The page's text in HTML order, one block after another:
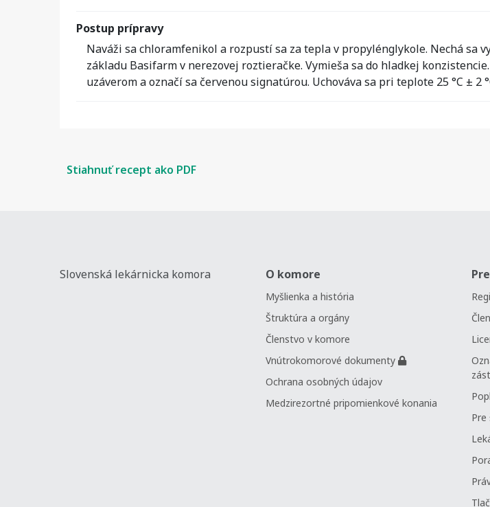
Postup prípravy
Naváži sa chloramfenikol a rozpustí sa za tepla v propylénglykole. Nechá sa
základu Basifarm v nerezovej roztieračke. Vymieša sa do hladkej
uzáverom a označí sa červenou signatúrou. Uchováva sa pri teplote 25 °C ± 2
Stiahnuť recept ako PDF
Slovenská lekárnicka komora O komore
Myšlienka a história
Štruktúra a orgány
Členstvo v komore
Vnútrokomorové dokumenty
Ochrana osobných údajov
Medzirezortné pripomienkové konania